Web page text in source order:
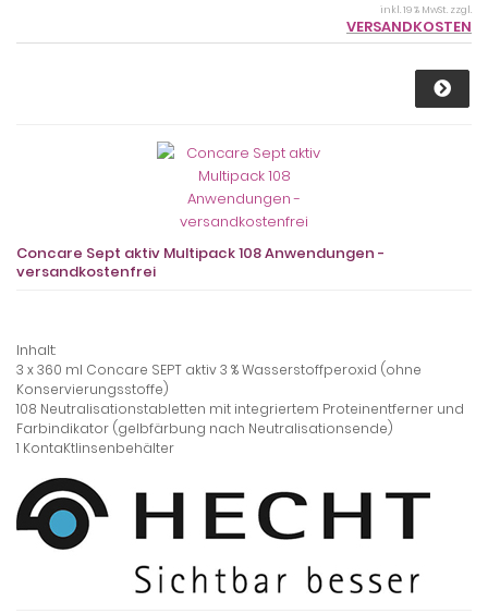
inkl. 19 % MwSt. zzgl.
VERSANDKOSTEN
Concare Sept aktiv Multipack 108 Anwendungen -
versandkostenfrei
Inhalt:
3 x 360 ml Concare SEPT aktiv 3 % Wasserstoffperoxid (ohne
Konservierungsstoffe)
108 Neutralisationstabletten mit integriertem Proteinentferner und
Farbindikator (gelbfärbung nach Neutralisationsende)
1 KontaKtlinsenbehälter